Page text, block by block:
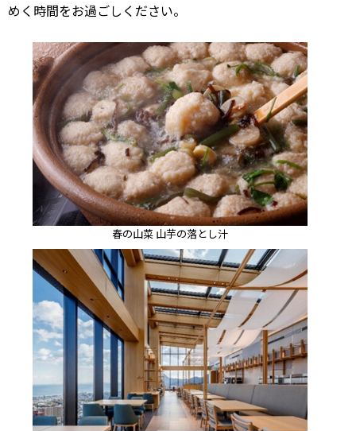
めく時間をお過ごしください。
春の山菜 山芋の落とし汁